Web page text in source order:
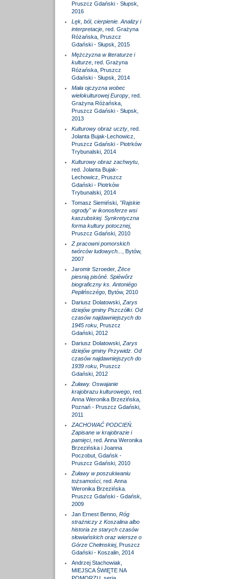
Pruszcz Gdański - Słupsk,
2016
Lęk, ból, cierpienie. Analizy i
interpretacje, red. Grażyna
Różańska, Pruszcz
Gdański - Słupsk, 2015
Mężczyzna w literaturze i
kulturze, red. Grażyna
Różańska, Pruszcz
Gdański - Słupsk, 2014
Mała ojczyzna wobec
wielokulturowej Europy, red.
Grażyna Różańska,
Pruszcz Gdański - Słupsk,
2013
Kulturowy obraz uczty, red.
Jolanta Bujak-Lechowicz,
Pruszcz Gdański - Piotrków
Trybunalski, 2014
Kulturowy obraz zachwytu,
red. Jolanta Bujak-
Lechowicz, Pruszcz
Gdański - Piotrków
Trybunalski, 2014
Tomasz Siemiński, "Rajskie
ogrody" w ikonosferze wsi
kaszubskiej. Synkretyczna
forma kultury potocznej,
Pruszcz Gdański, 2010
Z pracowni pomorskich
twórców ludowych...
, Bytów,
2007
Jaromir Szroeder, Żëce
piesnią pisóné. Spiéwôrz
biograficzny ks. Antoniégo
Peplińsczégo, Bytów, 2010
Dariusz Dolatowski, Zarys
dziejów gminy Pszczółki. Od
czasów najdawniejszych do
1945 roku, Pruszcz
Gdański, 2012
Dariusz Dolatowski, Zarys
dziejów gminy Przywidz. Od
czasów najdawniejszych do
1939 roku, Pruszcz
Gdański, 2012
Żuławy. Oswajanie
krajobrazu kulturowego, red.
Anna Weronika Brzezińska,
Poznań - Pruszcz Gdański,
2011
ZACHOWAĆ PODCIEŃ.
Zapisane w krajobrazie i
pamięci, red. Anna Weronika
Brzezińska i Joanna
Poczobut, Gdańsk -
Pruszcz Gdański, 2010
Żuławy w poszukiwaniu
tożsamości, red. Anna
Weronika Brzezińska.
Pruszcz Gdański - Gdańsk,
2009
Jan Ernest Benno, Róg
strażniczy z Koszalina albo
historia ze starych czasów
słowiańskich oraz wiersze o
Górze Chełmskiej, Pruszcz
Gdański - Koszalin, 2014
Andrzej Stachowiak,
MIEJSCA ŚWIĘTE NA